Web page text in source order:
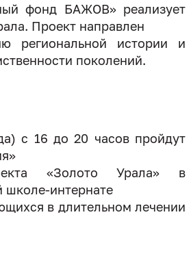
фонд БАЖОВ» реализует
Проект направлен
региональной истории и
поколений.
с 16 до 20 часов пройдут
«Золото Урала» в
школе-интернате
в длительном лечении